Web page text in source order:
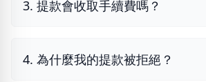
3. 提款會收取手續費嗎？
4. 為什麼我的提款被拒絕？